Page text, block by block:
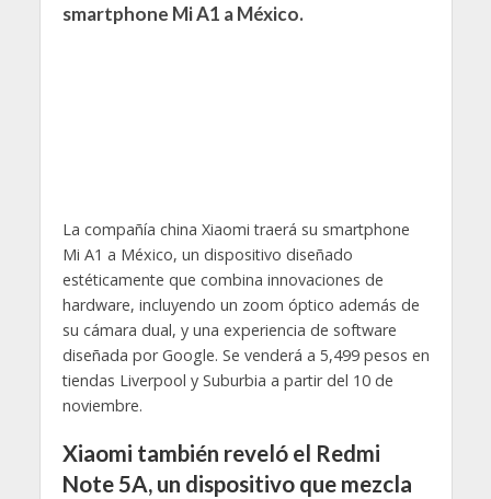
smartphone Mi A1 a México.
La compañía china Xiaomi traerá su smartphone
Mi A1 a México, un dispositivo diseñado
estéticamente que combina innovaciones de
hardware, incluyendo un zoom óptico además de
su cámara dual, y una experiencia de software
diseñada por Google. Se venderá a 5,499 pesos en
tiendas Liverpool y Suburbia a partir del 10 de
noviembre.
Xiaomi también reveló el Redmi
Note 5A, un dispositivo que mezcla